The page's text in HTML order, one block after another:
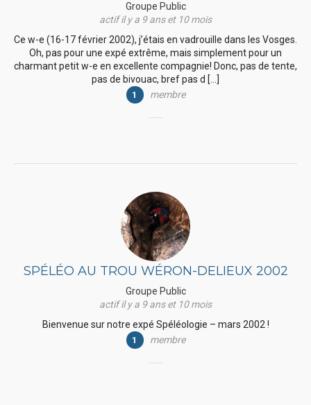
Groupe Public
actif il y a 9 ans et 10 mois
Ce w-e (16-17 février 2002), j’étais en vadrouille dans les Vosges.
Oh, pas pour une expé extrême, mais simplement pour un
charmant petit w-e en excellente compagnie! Donc, pas de tente,
pas de bivouac, bref pas d […]
1 membre
SPÉLÉO AU TROU WÉRON-DELIEUX 2002
Groupe Public
actif il y a 9 ans et 10 mois
Bienvenue sur notre expé Spéléologie – mars 2002 !
1 membre